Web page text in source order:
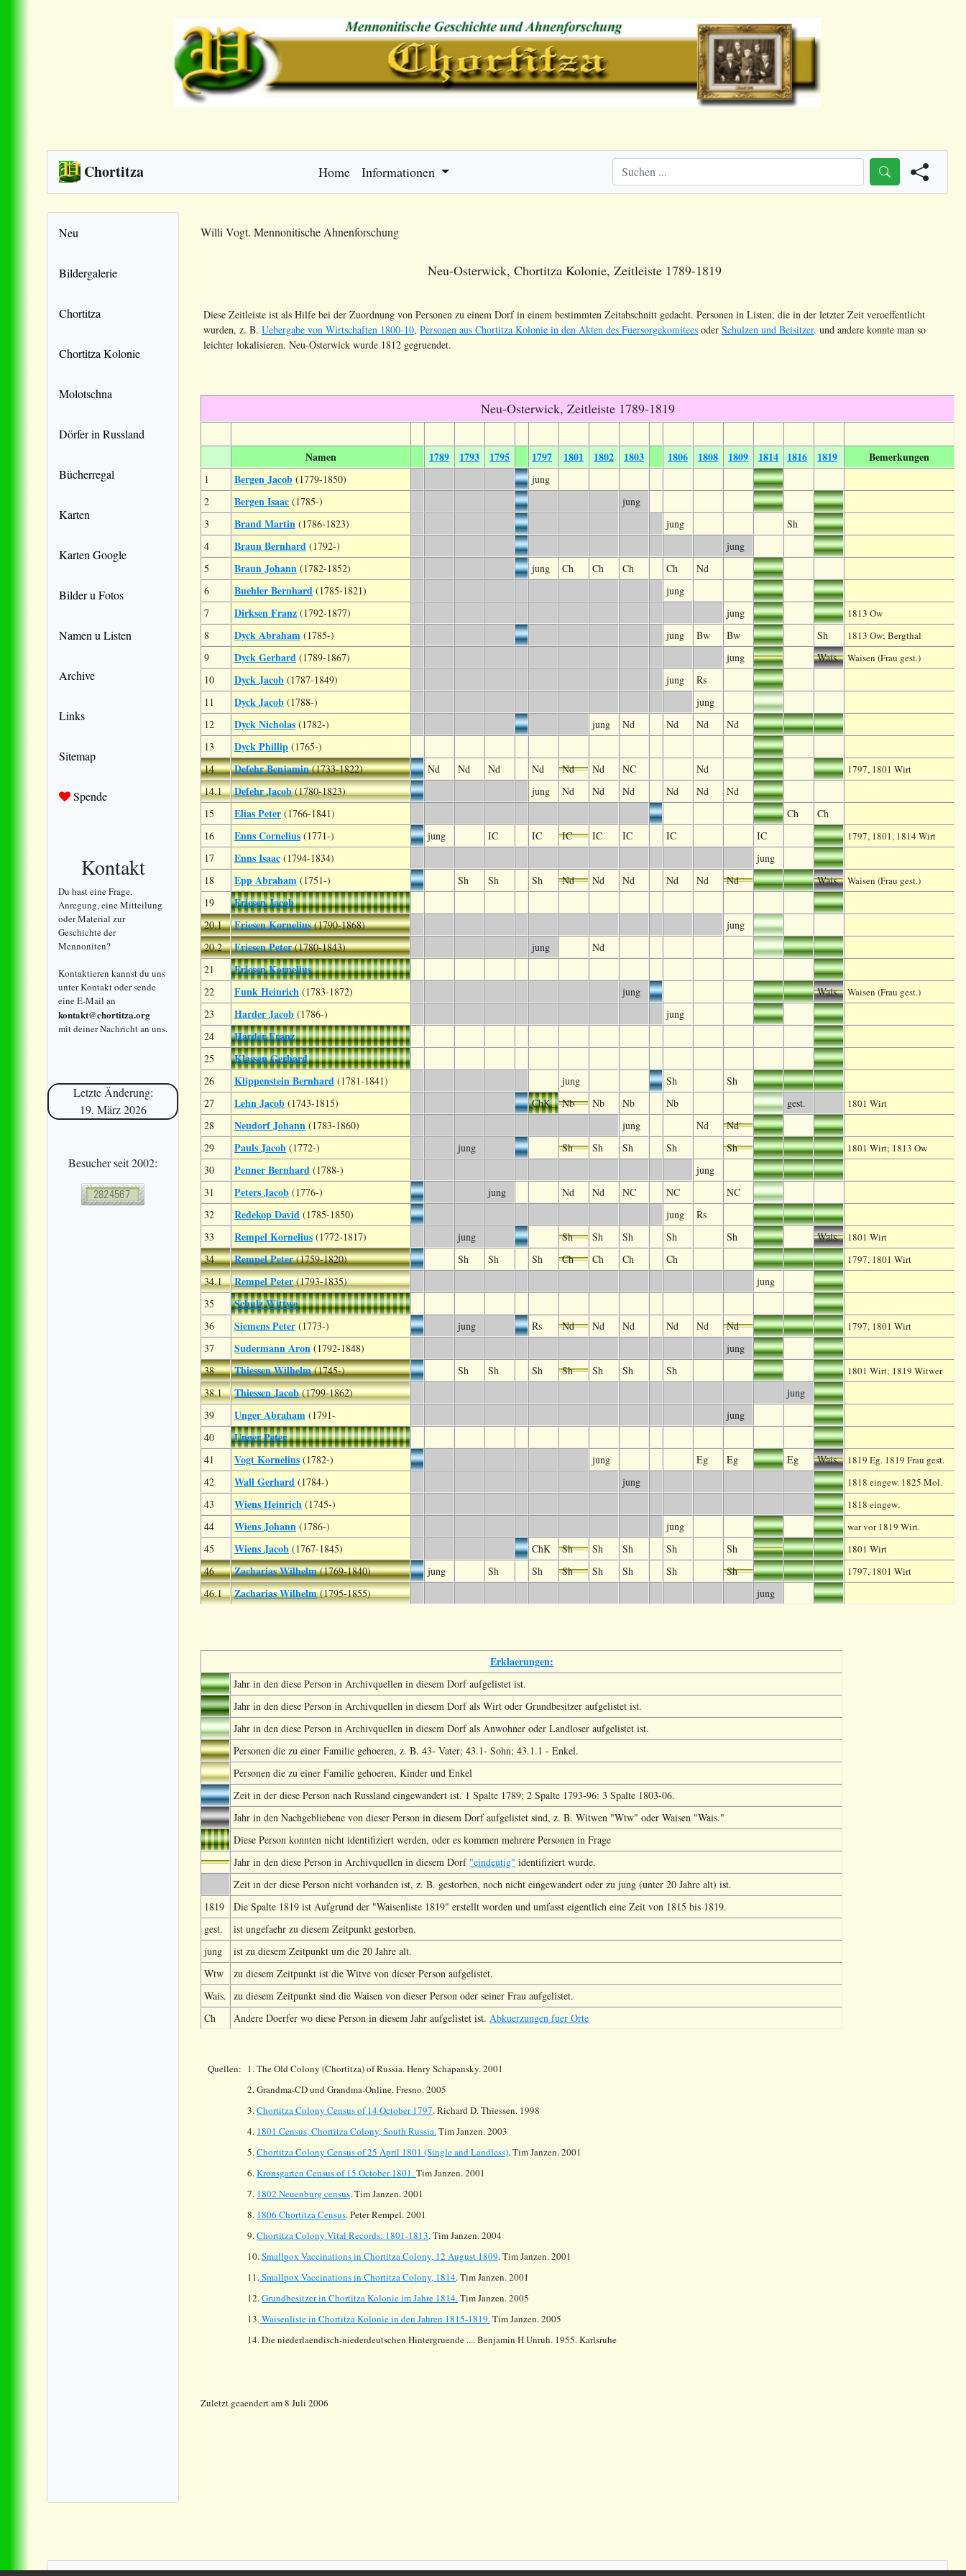
Chortitza Home Informationen
Neu
Bildergalerie
Chortitza
Chortitza Kolonie
Molotschna
Dörfer in Russland
Bücherregal
Karten
Karten Google
Bilder u Fotos
Namen u Listen
Archive
Links
Sitemap
Spende
Kontakt
Du hast eine Frage,
Anregung, eine Mitteilung
oder Material zur
Geschichte der
Mennoniten?
Kontaktieren kannst du uns
unter Kontakt oder sende
eine E-Mail an
kontakt@chortitza.org
mit deiner Nachricht an uns.
Letzte Änderung:
19. März 2026
Besucher seit 2002:
Willi Vogt. Mennonitische Ahnenforschung
Neu-Osterwick, Chortitza Kolonie, Zeitleiste 1789-1819
Diese Zeitleiste ist als Hilfe bei der Zuordnung von Personen zu einem Dorf in einem bestimmten Zeitabschnitt gedacht. Personen in Listen, die in der letzter Zeit veroeffentlicht
wurden, z. B. Uebergabe von Wirtschaften 1800-10, Personen aus Chortitza Kolonie in den Akten des Fuersorgekomitees oder Schulzen und Beisitzer, und andere konnte man so
leichter lokalisieren. Neu-Osterwick wurde 1812 gegruendet.
Neu-Osterwick, Zeitleiste 1789-1819
Namen 1789 1793 1795 1797 1801 1802 1803 1806 1808 1809 1814 1816 1819 Bemerkungen
1 Bergen Jacob (1779-1850)
jung
2
Bergen Isaac (1785-)
jung
3
Brand Martin (1786-1823) jung
Sh
4
Braun Bernhard (1792-)
jung
5
Braun Johann (1782-1852) jung Ch Ch Ch Ch
Nd
6
Buehler Bernhard (1785-1821)
jung
7
Dirksen Franz (1792-1877) jung 1813 Ow
8 Dyck Abraham (1785-) jung Bw Bw Sh 1813 Ow; Bergthal
9 Dyck Gerhard (1789-1867) jung Wais. Waisen (Frau gest.)
10 Dyck Jacob (1787-1849) jung
Rs
11
Dyck Jacob (1788-)
jung
12
Dyck Nicholas (1782-) jung Nd Nd Nd
Nd
13
Dyck Phillip (1765-)
14
Defehr Benjamin (1733-1822) Nd Nd Nd Nd Nd Nd NC Nd 1797, 1801 Wirt
14.1 Defehr Jacob (1780-1823) jung Nd Nd Nd Nd Nd
Nd
15
Elias Peter (1766-1841) Ch
Ch
16
Enns Cornelius (1771-) jung IC IC IC IC IC IC IC 1797, 1801, 1814 Wirt
17 Enns Isaac (1794-1834)
jung
18
Epp Abraham (1751-) Sh Sh Sh Nd Nd Nd Nd Nd Nd Wais. Waisen (Frau gest.)
19 Friesen Jacob
20.1 Friesen Kornelius (1790-1868)
jung
20.2
Friesen Peter (1780-1843) jung
Nd
21
Friesen Kornelius
22 Funk Heinrich (1783-1872) jung Wais. Waisen (Frau gest.)
23 Harder Jacob (1786-)
jung
24
Harder Franz
25 Klassen Gerhard
26 Klippenstein Bernhard (1781-1841) jung Sh
Sh
27
Lehn Jacob (1743-1815) ChK Nb Nb Nb Nb gest. 1801 Wirt
28 Neudorf Johann (1783-1860) jung Nd
Nd
29
Pauls Jacob (1772-) jung Sh Sh Sh Sh Sh 1801 Wirt; 1813 Ow
30 Penner Bernhard (1788-)
jung
31
Peters Jacob (1776-) jung Nd Nd NC NC
NC
32
Redekop David (1785-1850) jung
Rs
33
Rempel Kornelius (1772-1817) jung Sh Sh Sh Sh Sh Wais. 1801 Wirt
34 Rempel Peter (1759-1820) Sh Sh Sh Ch Ch Ch Ch 1797, 1801 Wirt
34.1 Rempel Peter (1793-1835)
jung
35
Schulz Wittwe
36 Siemens Peter (1773-) jung Rs Nd Nd Nd Nd Nd Nd 1797, 1801 Wirt
37 Sudermann Aron (1792-1848)
jung
38
Thiessen Wilhelm (1745-) Sh Sh Sh Sh Sh Sh Sh 1801 Wirt; 1819 Witwer
38.1 Thiessen Jacob (1799-1862)
jung
39
Unger Abraham (1791-
jung
40
Unger Peter
41 Vogt Kornelius (1782-) jung Eg Eg Eg Wais. 1819 Eg. 1819 Frau gest.
42 Wall Gerhard (1784-) jung 1818 eingew. 1825 Mol.
43 Wiens Heinrich (1745-) 1818 eingew.
44
Wiens Johann (1786-) jung war vor 1819 Wirt.
45 Wiens Jacob (1767-1845) ChK Sh Sh Sh Sh Sh 1801 Wirt
46 Zacharias Wilhelm (1769-1840) jung Sh Sh Sh Sh Sh Sh Sh 1797, 1801 Wirt
46.1 Zacharias Wilhelm (1795-1855) jung
Erklaerungen:
Jahr in den diese Person in Archivquellen in diesem Dorf aufgelistet ist.
Jahr in den diese Person in Archivquellen in diesem Dorf als Wirt oder Grundbesitzer aufgelistet ist.
Jahr in den diese Person in Archivquellen in diesem Dorf als Anwohner oder Landloser aufgelistet ist.
Personen die zu einer Familie gehoeren, z. B. 43- Vater; 43.1- Sohn; 43.1.1 - Enkel.
Personen die zu einer Familie gehoeren, Kinder und Enkel
Zeit in der diese Person nach Russland eingewandert ist. 1 Spalte 1789; 2 Spalte 1793-96: 3 Spalte 1803-06.
Jahr in den Nachgebliebene von dieser Person in diesem Dorf aufgelistet sind, z. B. Witwen "Wtw" oder Waisen "Wais."
Diese Person konnten nicht identifiziert werden, oder es kommen mehrere Personen in Frage
Jahr in den diese Person in Archivquellen in diesem Dorf "eindeutig" identifiziert wurde.
Zeit in der diese Person nicht vorhanden ist, z. B. gestorben, noch nicht eingewandert oder zu jung (unter 20 Jahre alt) ist.
1819
Die Spalte 1819 ist Aufgrund der "Waisenliste 1819" erstellt worden und umfasst eigentlich eine Zeit von 1815 bis 1819.
gest.
ist ungefaehr zu diesem Zeitpunkt gestorben.
jung
ist zu diesem Zeitpunkt um die 20 Jahre alt.
Wtw
zu diesem Zeitpunkt ist die Witve von dieser Person aufgelistet.
Wais. zu diesem Zeitpunkt sind die Waisen von dieser Person oder seiner Frau aufgelistet.
Ch
Andere Doerfer wo diese Person in diesem Jahr aufgelistet ist. Abkuerzungen fuer Orte
Quellen: 1. The Old Colony (Chortitza) of Russia. Henry Schapansky. 2001
2. Grandma-CD und Grandma-Online. Fresno. 2005
3.Chortitza Colony Census of 14 October 1797. Richard D. Thiessen. 1998
4. 1801 Census, Chortitza Colony, South Russia.Tim Janzen. 2003
5.Chortitza Colony Census of 25 April 1801 (Single and Landless). Tim Janzen. 2001
6.Kronsgarten Census of 15 October 1801.Tim Janzen. 2001
7. 1802 Neuenburg census. Tim Janzen. 2001
8. 1806 Chortitza Census. Peter Rempel. 2001
9.Chortitza Colony Vital Records: 1801-1813. Tim Janzen. 2004
10.Smallpox Vaccinations in Chortitza Colony, 12 August 1809. Tim Janzen. 2001
11.Smallpox Vaccinations in Chortitza Colony, 1814. Tim Janzen. 2001
12.Grundbesitzer in Chortitza Kolonie im Jahre 1814.Tim Janzen. 2005
13.Waisenliste in Chortitza Kolonie in den Jahren 1815-1819.Tim Janzen. 2005
14. Die niederlaendisch-niederdeutschen Hintergruende .... Benjamin H Unruh. 1955. Karlsruhe
Zuletzt geaendert am8 Juli 2006